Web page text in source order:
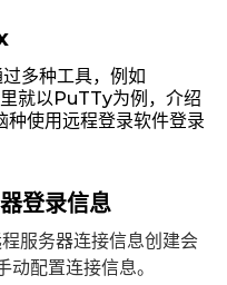
多种工具，例如
就以PuTTy为例，介绍
使用远程登录软件登录
登录信息
服务器连接信息创建会
配置连接信息。